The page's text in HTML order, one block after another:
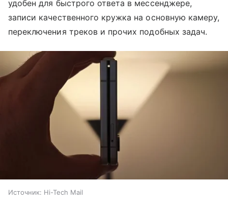
удобен для быстрого ответа в мессенджере,
записи качественного кружка на основную камеру,
переключения треков и прочих подобных задач.
Источник: Hi-Tech Mail